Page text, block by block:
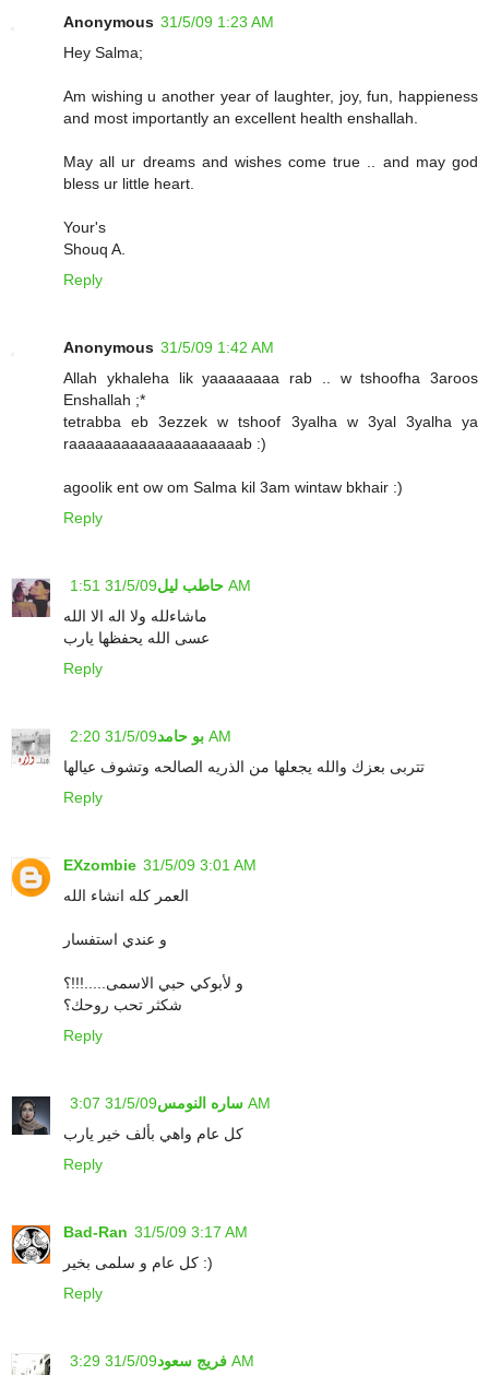
Anonymous 31/5/09 1:23 AM
Hey Salma;
Am wishing u another year of laughter, joy, fun, happieness
and most importantly an excellent health enshallah.
May all ur dreams and wishes come true .. and may god
bless ur little heart.
Your's
Shouq A.
Reply
Anonymous 31/5/09 1:42 AM
Allah ykhaleha lik yaaaaaaaa rab .. w tshoofha 3aroos
Enshallah ;*
tetrabba eb 3ezzek w tshoof 3yalha w 3yal 3yalha ya
raaaaaaaaaaaaaaaaaaaab :)
agoolik ent ow om Salma kil 3am wintaw bkhair :)
Reply
حاطب ليل 31/5/09 1:51 AM
ماشاءلله ولا اله الا الله
عسى الله يحفظها يارب
Reply
بو حامد 31/5/09 2:20 AM
تتربى بعزك والله يجعلها من الذريه الصالحه وتشوف عيالها
Reply
EXzombie 31/5/09 3:01 AM
العمر كله انشاء الله
و عندي استفسار
و لأبوكي حبي الاسمى.....!!!؟
شكثر تحب روحك؟
Reply
ساره النومس 31/5/09 3:07 AM
كل عام واهي بألف خير يارب
Reply
Bad-Ran 31/5/09 3:17 AM
كل عام و سلمى بخير :)
Reply
فريج سعود 31/5/09 3:29 AM